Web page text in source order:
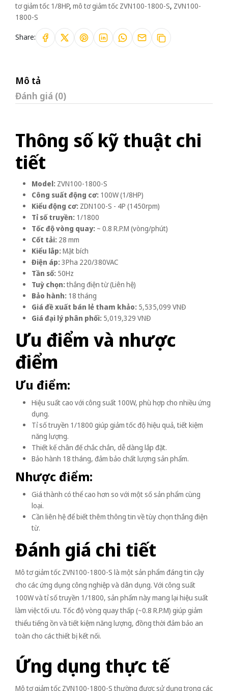
tơ giảm tốc 1/8HP, mô tơ giảm tốc ZVN100-1800-S, ZVN100-
1800-S
Share:
Mô tả
Đánh giá (0)
Thông số kỹ thuật chi
tiết
Model: ZVN100-1800-S
Công suất động cơ: 100W (1/8HP)
Kiểu động cơ: ZDN100-S - 4P (1450rpm)
Tỉ số truyền: 1/1800
Tốc độ vòng quay: ~ 0.8 R.P.M (vòng/phút)
Cốt tải: 28 mm
Kiểu lắp:Mặt bích
Điện áp:3Pha 220/380VAC
Tần số: 50Hz
Tuỳ chọn:thắng điện từ (Liên hệ)
Bảo hành: 18 tháng
Giá đề xuất bán lẻ tham khảo: 5,535,099 VNĐ
Giá đại lý phân phối: 5,019,329 VNĐ
Ưu điểm và nhược
điểm
Ưu điểm:
Hiệu suất cao với công suất 100W, phù hợp cho nhiều ứng
dụng.
Tỉ số truyền 1/1800 giúp giảm tốc độ hiệu quả, tiết kiệm
năng lượng.
Thiết kế chân đế chắc chắn, dễ dàng lắp đặt.
Bảo hành 18 tháng, đảm bảo chất lượng sản phẩm.
Nhược điểm:
Giá thành có thể cao hơn so với một số sản phẩm cùng
loại.
Cần liên hệ để biết thêm thông tin về tùy chọn thắng điện
từ.
Đánh giá chi tiết
Mô tơ giảm tốc ZVN100-1800-S là một sản phẩm đáng tin cậy
cho các ứng dụng công nghiệp và dân dụng. Với công suất
100W và tỉ số truyền 1/1800, sản phẩm này mang lại hiệu suất
làm việc tối ưu. Tốc độ vòng quay thấp (~0.8 R.P.M) giúp giảm
thiểu tiếng ồn và tiết kiệm năng lượng, đồng thời đảm bảo an
toàn cho các thiết bị kết nối.
Ứng dụng thực tế
Mô tơ giảm tốc ZVN100-1800-S thường được sử dụng trong các